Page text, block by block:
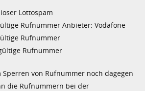
Lottospam
Rufnummer Anbieter: Vodafone
Rufnummer
Rufnummer
von Rufnummer noch dagegen
die Rufnummern bei der